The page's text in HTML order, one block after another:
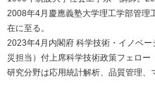
2008年4月慶應義塾大学理工学部管理
在に至る。
2023年4月内閣府 科学技術・イノベ
災担当）付上席科学技術政策フェロー
研究分野は応用統計解析、品質管理、